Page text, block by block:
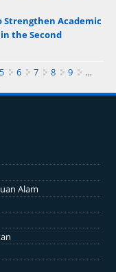
Strengthen Academic
the Second
5 6 7 8 9
…
Alam